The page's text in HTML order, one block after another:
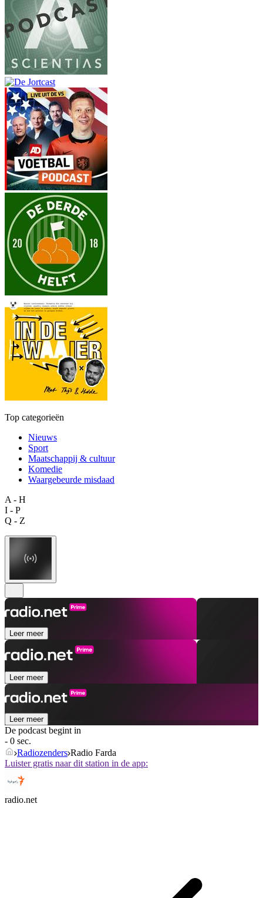
Top categorieën
Nieuws
Sport
Maatschappij & cultuur
Komedie
Waargebeurde misdaad
A - H
I - P
Q - Z
Leer meer
Leer meer
Leer meer
De podcast begint in
- 0 sec.
Radiozenders Radio Farda
Luister gratis naar dit station in de app:
radio.net